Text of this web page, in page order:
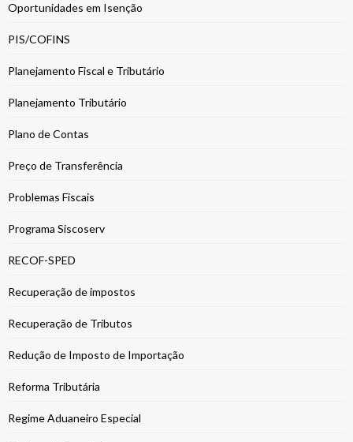
Oportunidades em Isenção
PIS/COFINS
Planejamento Fiscal e Tributário
Planejamento Tributário
Plano de Contas
Preço de Transferência
Problemas Fiscais
Programa Siscoserv
RECOF-SPED
Recuperação de impostos
Recuperação de Tributos
Redução de Imposto de Importação
Reforma Tributária
Regime Aduaneiro Especial